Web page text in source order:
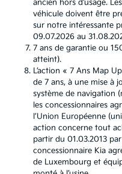
ancien hors d’usage.
véhicule doivent être
sur notre intéressante
09.07.2026 au
7 ans de garantie ou
atteint).
L’action « 7 Ans Map
de 7 ans, à une mise à
système de navigation
les concessionnaires
l’Union Européenne
action concerne tout
partir du 01.03.2013
concessionnaire Kia
de Luxembourg et